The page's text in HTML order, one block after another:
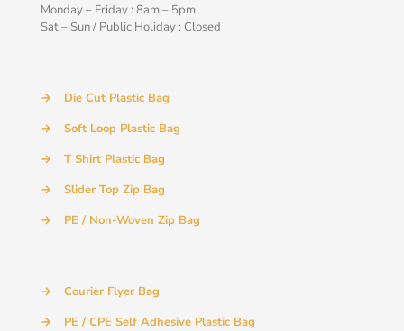
Monday – Friday : 8am – 5pm
Sat – Sun / Public Holiday : Closed
→
Die Cut Plastic Bag
→
Soft Loop Plastic Bag
→
T Shirt Plastic Bag
→
Slider Top Zip Bag
→
PE / Non-Woven Zip Bag
→
Courier Flyer Bag
→
PE / CPE Self Adhesive Plastic Bag